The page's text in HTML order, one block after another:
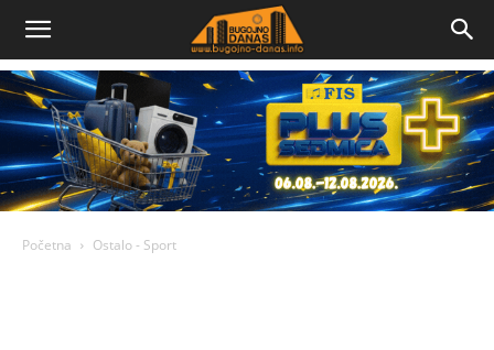
Bugojno
Danas
Početna Ostalo - Sport